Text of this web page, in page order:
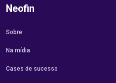
Neofin
Sobre
Na mídia
Cases de sucesso